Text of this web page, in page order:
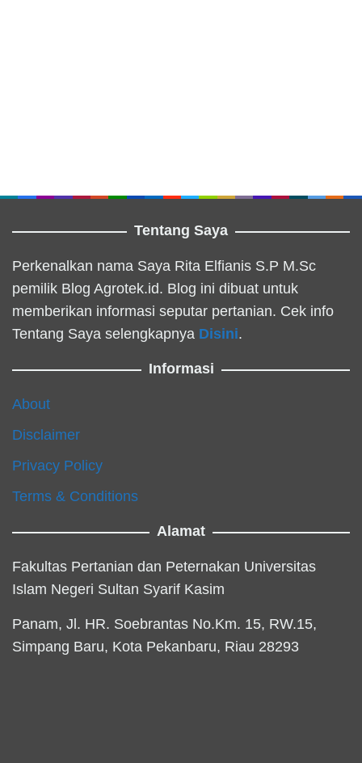
Tentang Saya
Perkenalkan nama Saya Rita Elfianis S.P M.Sc
pemilik Blog Agrotek.id. Blog ini dibuat untuk
memberikan informasi seputar pertanian. Cek info
Tentang Saya selengkapnya Disini.
Informasi
About
Disclaimer
Privacy Policy
Terms & Conditions
Alamat
Fakultas Pertanian dan Peternakan Universitas
Islam Negeri Sultan Syarif Kasim
Panam, Jl. HR. Soebrantas No.Km. 15, RW.15,
Simpang Baru, Kota Pekanbaru, Riau 28293